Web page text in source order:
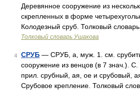
Деревянное сооружение из
скрепленных в форме
Колодезный сруб. Толковый
Толковый словарь Ушакова
4 СРУБ — СРУБ, а, муж. 1. см.
сооружение из венцов (в 7 знач.).
прил. срубный, ая, ое и срубовый,
Срубовое крепление. Толковый